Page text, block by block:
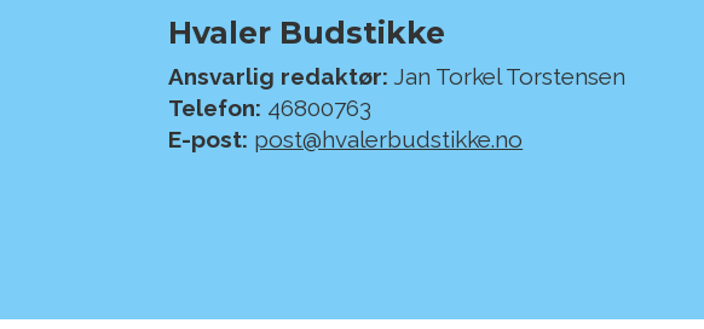
Hvaler Budstikke
Ansvarlig redaktør: Jan Torkel Torstensen
Telefon: 46800763
E-post: post@hvalerbudstikke.no